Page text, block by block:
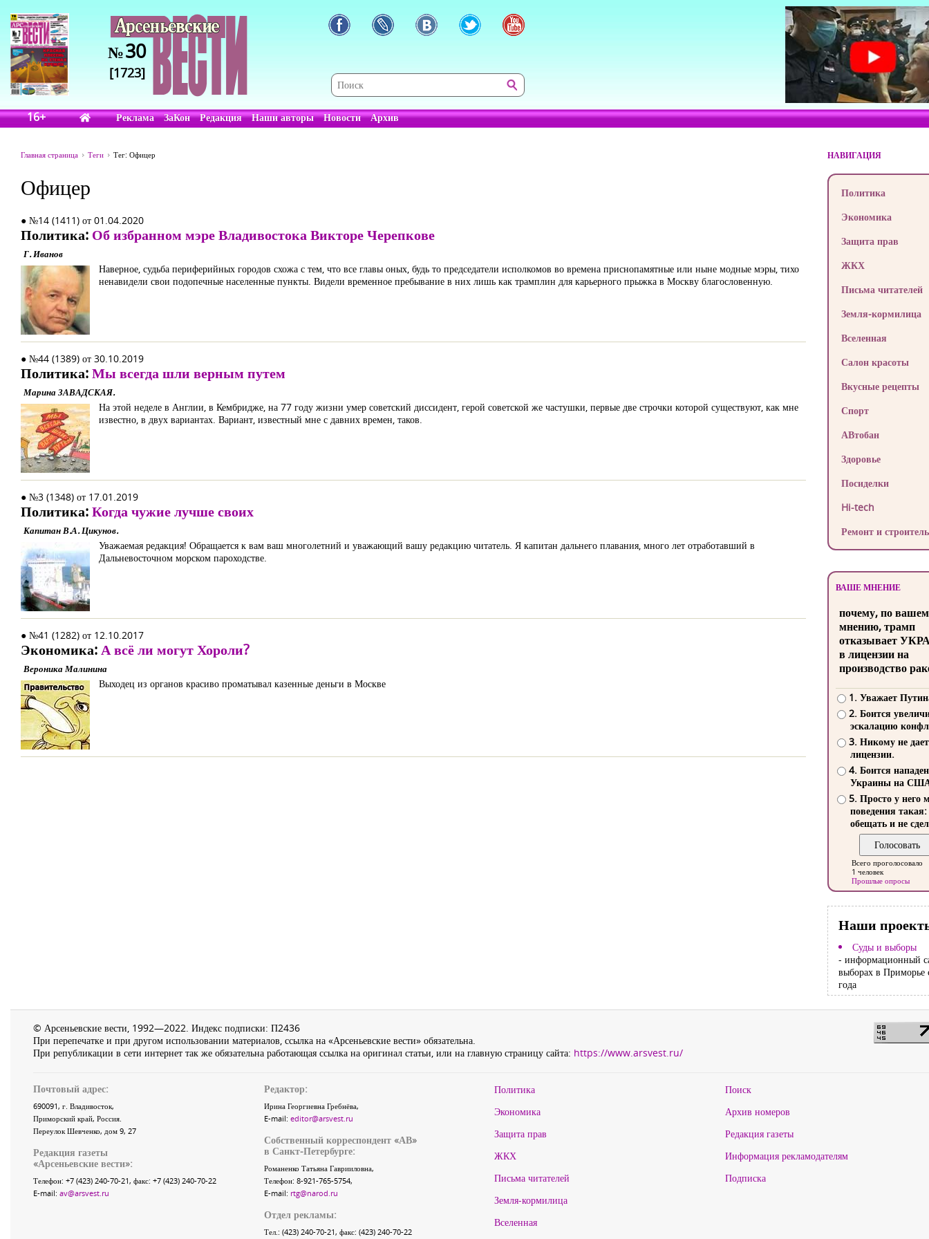
№30
[1723]
16+ Реклама ЗаКон Редакция Наши авторы Новости Архив
Главная страница Теги Тег: Офицер
Офицер
● №14 (1411) от 01.04.2020
Политика: Об избранном мэре Владивостока Викторе Черепкове
Г. Иванов
Наверное, судьба периферийных городов схожа с тем, что все главы оных, будь то председатели исполкомов во времена приснопамятные или ныне модные мэры, тихо
ненавидели свои подопечные населенные пункты. Видели временное пребывание в них лишь как трамплин для карьерного прыжка в Москву благословенную.
● №44 (1389) от 30.10.2019
Политика:Мы всегда шли верным путем
Марина ЗАВАДСКАЯ.
На этой неделе в Англии, в Кембридже, на 77 году жизни умер советский диссидент, герой советской же частушки, первые две строчки которой существуют, как мне
известно, в двух вариантах. Вариант, известный мне с давних времен, таков.
● №3 (1348) от 17.01.2019
Политика:Когда чужие лучше своих
Капитан В.А. Цикунов.
Уважаемая редакция! Обращается к вам ваш многолетний и уважающий вашу редакцию читатель. Я капитан дальнего плавания, много лет отработавший в
Дальневосточном морском пароходстве.
● №41 (1282) от 12.10.2017
Экономика:А всё ли могут Хороли?
Вероника Малинина
Выходец из органов красиво проматывал казенные деньги в Москве
НАВИГАЦИЯ
Политика
Экономика
Защита прав
ЖКХ
Письма читателей
Земля-кормилица
Вселенная
Салон красоты
Вкусные рецепты
Спорт
АВтобан
Здоровье
Посиделки
Hi-tech
Ремонт и
ВАШЕ МНЕНИЕ
почему, по
мнению, трамп
отказывает
в лицензии на
производство
1. Уважает
2. Боится
эскалацию
3. Никому не
лицензии.
4. Боится
Украины на
5. Просто у него
поведения такая:
обещать и не
Всего проголосовало
1 человек
Прошлые опросы
Наши
Суды и выборы
- информационный
выборах в Приморье
года
© Арсеньевские вести, 1992—2022. Индекс подписки: П2436
При перепечатке и при другом использовании материалов, ссылка на «Арсеньевские вести» обязательна.
При републикации в сети интернет так же обязательна работающая ссылка на оригинал статьи, или на главную страницу сайта: https://www.arsvest.ru/
Почтовый адрес:
690091, г. Владивосток,
Приморский край, Россия.
Переулок Шевченко, дом 9, 27
Редакция газеты
«Арсеньевские вести»:
Телефон: +7 (423) 240-70-21, факс: +7 (423) 240-70-22
E-mail: av@arsvest.ru
Редактор:
Ирина Георгиевна Гребнёва,
E-mail: editor@arsvest.ru
Собственный корреспондент «АВ»
в Санкт-Петербурге:
Романенко Татьяна Гаврииловна,
Телефон: 8-921-765-5754,
E-mail: rtg@narod.ru
Отдел рекламы:
Тел.: (423) 240-70-21, факс: (423) 240-70-22
Политика
Экономика
Защита прав
ЖКХ
Письма читателей
Земля-кормилица
Вселенная
Поиск
Архив номеров
Редакция газеты
Информация рекламодателям
Подписка